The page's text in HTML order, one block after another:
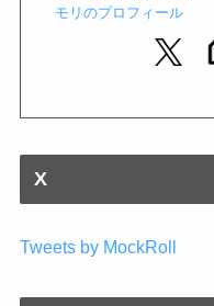
モリのプロフィール
X
Tweets by MockRoll